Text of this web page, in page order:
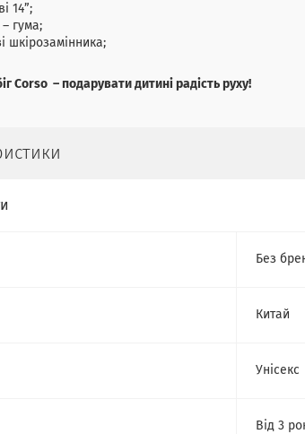
14”;
гума;
шкірозамінника;
Corso – подарувати дитині радість руху!
Без
Китай
Унісекс
Від 3